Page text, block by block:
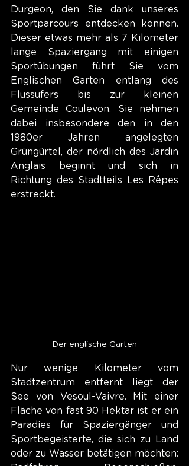
Durgeon, den Sie dank unseres
Sportparcours entdecken können.
Dieser etwas mehr als 7 Kilometer
lange Spaziergang mit einigen
Sportübungen führt Sie vom
Englischen Garten entlang des
Flussufers bis zur kleinen
Gemeinde Coulevon. Sie nehmen
dabei insbesondere den in den
1980er Jahren angelegten
Grüngürtel, der nördlich des Jardin
Anglais beginnt und sich in
Richtung des Stadtteils Les Rêpes
erstreckt.
Der englische Garten
Nur wenige Kilometer vom
Stadtzentrum entfernt liegt der
See von Vesoul-Vaivre. Mit einer
Fläche von fast 90 Hektar ist er ein
Paradies für Spaziergänger und
Sportbegeisterte, die sich zu Land
oder zu Wasser betätigen möchten: